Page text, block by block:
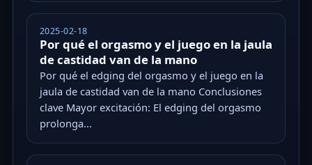
2025-02-18
Por qué el orgasmo y el juego en la jaula
de castidad van de la mano
Por qué el edging del orgasmo y el juego en la
jaula de castidad van de la mano Conclusiones
clave Mayor excitación: El edging del orgasmo
prolonga...